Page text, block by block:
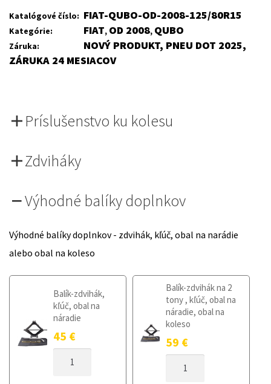
164,54 €.
152,41 €.
Katalógové číslo: FIAT-QUBO-OD-2008-125/80R15
Kategórie: FIAT, OD 2008, QUBO
Záruka:
NOVÝ PRODUKT, PNEU DOT 2025,
ZÁRUKA 24 MESIACOV
Príslušenstvo ku kolesu
Zdviháky
Výhodné balíky doplnkov
Výhodné balíky doplnkov - zdvihák, kľúč, obal na narádie
alebo obal na koleso
Balík-zdvihák,
kľúč, obal na
náradie
45 €
DOJAZDOVÉ
Balík-zdvihák na 2
tony , kľúč, obal na
náradie, obal na
koleso
59 €
DOJAZDOVÉ